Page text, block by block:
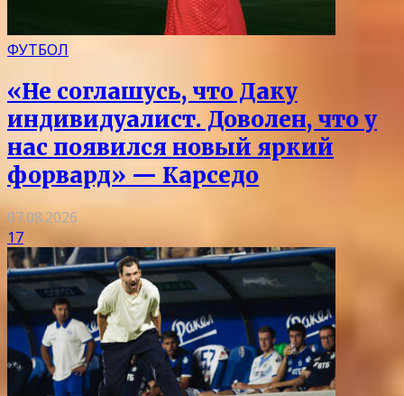
ФУТБОЛ
«Не соглашусь, что Даку
индивидуалист. Доволен, что у
нас появился новый яркий
форвард» — Карседо
07.08.2026
17